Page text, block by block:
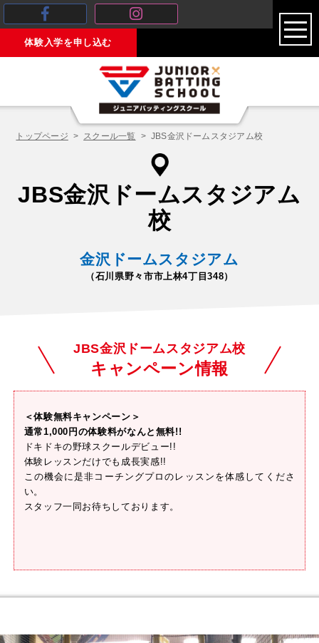
体験入学を申し込む
toggle
トップページ スクール一覧 JBS金沢ドームスタジアム校
JBS金沢ドームスタジアム
校
金沢ドームスタジアム
（石川県野々市市上林4丁目348）
JBS金沢ドームスタジアム校
キャンペーン情報
＜体験無料キャンペーン＞
通常1,000円の体験料がなんと無料!!
ドキドキの野球スクールデビュー!!
体験レッスンだけでも成長実感!!
この機会に是非コーチングプロのレッスンを体感してくださ
い。
スタッフ一同お待ちしております。